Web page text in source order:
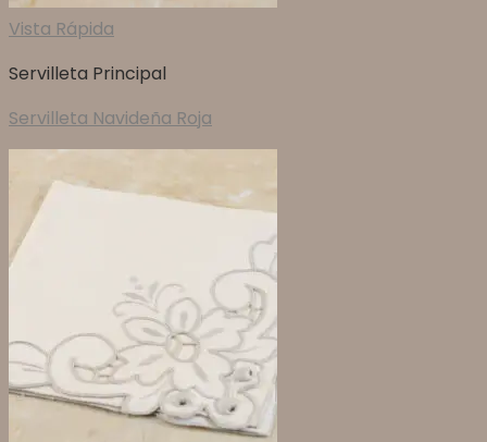
Vista Rápida
Servilleta Principal
Servilleta Navideña Roja